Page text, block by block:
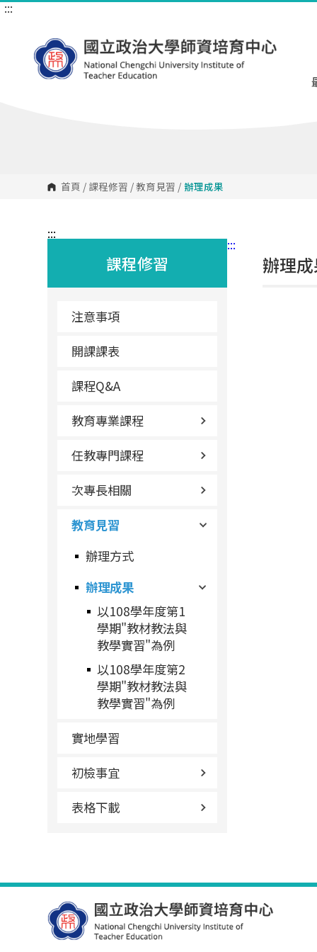
跳
:::
首頁 / 課程修習 /教育見習 / 辦理成果
:::
課程修習
注意事項
開課課表
課程Q&A
教育專業課程
任教專門課程
次專長相關
教育見習
辦理方式
辦理成果
以108學年度第1
學期"教材教法與
教學實習"為例
以108學年度第2
學期"教材教法與
教學實習"為例
實地學習
初檢事宜
表格下載
:::
辦理